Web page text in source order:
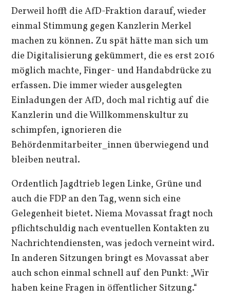
Derweil hofft die AfD-Fraktion darauf, wieder
einmal Stimmung gegen Kanzlerin Merkel
machen zu können. Zu spät hätte man sich um
die Digitalisierung gekümmert, die es erst 2016
möglich machte, Finger- und Handabdrücke zu
erfassen. Die immer wieder ausgelegten
Einladungen der AfD, doch mal richtig auf die
Kanzlerin und die Willkommenskultur zu
schimpfen, ignorieren die
Behördenmitarbeiter_innen überwiegend und
bleiben neutral.
Ordentlich Jagdtrieb legen Linke, Grüne und
auch die FDP an den Tag, wenn sich eine
Gelegenheit bietet. Niema Movassat fragt noch
pflichtschuldig nach eventuellen Kontakten zu
Nachrichtendiensten, was jedoch verneint wird.
In anderen Sitzungen bringt es Movassat aber
auch schon einmal schnell auf den Punkt: „Wir
haben keine Fragen in öffentlicher Sitzung.“